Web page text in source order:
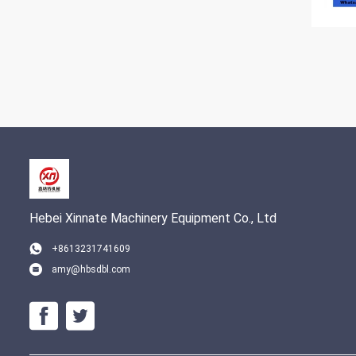
Hebei Xinnate Machinery Equipment Co., Ltd
+8613231741609
amy@hbsdbl.com